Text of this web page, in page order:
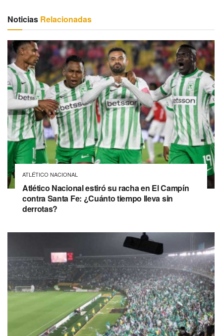
Noticias Relacionadas
ATLÉTICO NACIONAL
Atlético Nacional estiró su racha en El Campín
contra Santa Fe: ¿Cuánto tiempo lleva sin
derrotas?